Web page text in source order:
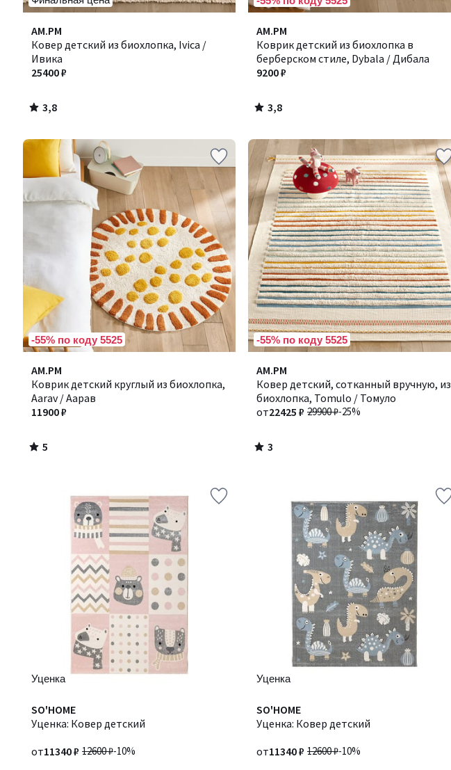
AM.PM
Ковер детский из биохлопка, Ivica /
Ивика
25400 ₽
3,8
/ 5
3,8
/
AM.PM
Коврик детский из биохлопка в
берберском стиле, Dybala / Дибала
9200 ₽
3,8
/ 5
3,8
/
-55% по коду 5525
AM.PM
Коврик детский круглый из биохлопка,
Aarav / Аарав
11900 ₽
5
/
5
5
/
-55% по коду 5525
AM.PM
Ковер детский, сотканный вручную, из
биохлопка, Tomulo / Томуло
29900 ₽-25%
от22425 ₽
3
/
5
3
/
Уценка
SO'HOME
Уценка: Ковер детский
12600 ₽-10%
от11340 ₽
Уценка
SO'HOME
Уценка: Ковер детский
12600 ₽-10%
от11340 ₽